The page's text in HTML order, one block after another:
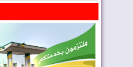
المغرب يعزز